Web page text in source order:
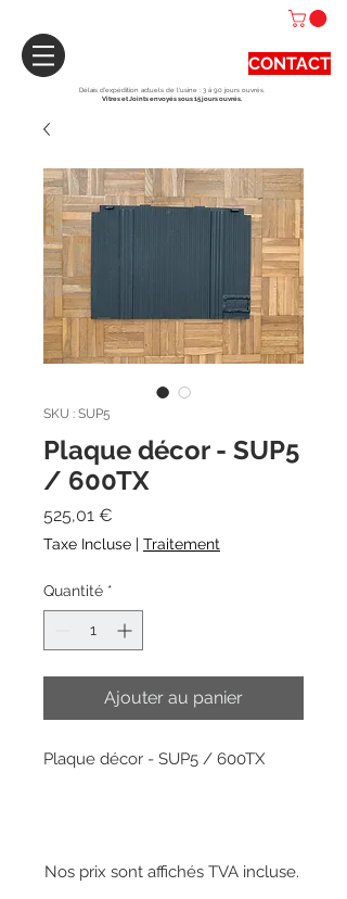
CONTACT
Délais d'expédition actuels de l'usine : 3 à 90 jours ouvrés.
Vitres et Joints envoyés sous 15 jours ouvrés.
SKU : SUP5
Plaque décor - SUP5
/ 600TX
525,01 €
Taxe Incluse | Traitement
Quantité *
Ajouter au panier
Plaque décor - SUP5 / 600TX
Nos prix sont affichés TVA incluse.